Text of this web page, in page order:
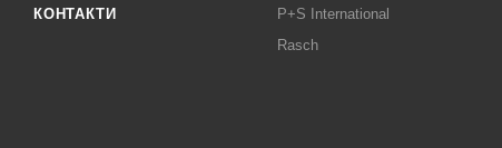
КОНТАКТИ
P+S International
Rasch